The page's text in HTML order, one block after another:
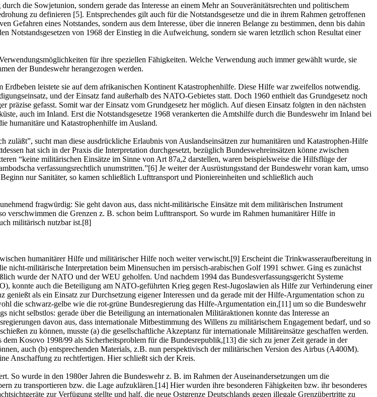
die Sowjetunion, sondern gerade das Interesse an einem Mehr an Souveränitätsrechten und politischem
zu definieren [5]. Entsprechendes gilt auch für die Notstandsgesetze und die in ihrem Rahmen getroffenen
Gefahren eines Notstandes, sondern aus dem Interesse, über die inneren Belange zu bestimmen, denn bis dahin
Notstandsgesetzen von 1968 der Einstieg in die Aufweichung, sondern sie waren letztlich schon Resultat einer
für ihre speziellen Fähigkeiten. Welche Verwendung auch immer gewählt wurde, sie
der Bundeswehr herangezogen werden.
leistete sie auf dem afrikanischen Kontinent Katastrophenhilfe. Diese Hilfe war zweifellos notwendig.
und der Einsatz fand außerhalb des NATO-Gebietes statt. Doch 1960 enthielt das Grundgesetz noch
gefasst. Somit war der Einsatz vom Grundgesetz her möglich. Auf diesen Einsatz folgten in den nächsten
auch im Inland. Erst die Notstandsgesetze 1968 verankerten die Amtshilfe durch die Bundeswehr im Inland bei
humanitäre und Katastrophenhilfe im Ausland.
sucht man diese ausdrückliche Erlaubnis von Auslandseinsätzen zur humanitären und Katastrophen-Hilfe
hat sich in der Praxis die Interpretation durchgesetzt, bezüglich Bundeswehreinsätzen könne zwischen
“keine militärischen Einsätze im Sinne von Art 87a,2 darstellen, waren beispielsweise die Hilfsflüge der
verfassungsrechtlich unumstritten.”[6] Je weiter der Ausrüstungsstand der Bundeswehr voran kam, umso
nur Sanitäter, so kamen schließlich Lufttransport und Pioniereinheiten und schließlich auch
fragwürdig: Sie geht davon aus, dass nicht-militärische Einsätze mit dem militärischen Instrument
verschwimmen die Grenzen z. B. schon beim Lufttransport. So wurde im Rahmen humanitärer Hilfe in
militärisch nutzbar ist.[8]
humanitärer Hilfe und militärischer Hilfe noch weiter verwischt.[9] Erscheint die Trinkwasseraufbereitung in
militärische Interpretation beim Minensuchen im persisch-arabischen Golf 1991 schwer. Ging es zunächst
wurde der NATO und der WEU geholfen. Und nachdem 1994 das Bundesverfassungsgericht Systeme
konnte auch die Beteiligung am NATO-geführten Krieg gegen Rest-Jugoslawien als Hilfe zur Verhinderung einer
als ein Einsatz zur Durchsetzung eigener Interessen und da gerade mit der Hilfe-Argumentation schon zu
die schwarz-gelbe wie die rot-grüne Bundesregierung das Hilfe-Argumentation ein,[11] um so die Bundeswehr
selbstlos: gerade über die Beteiligung an internationalen Militäraktionen konnte das Interesse an
davon aus, dass internationale Mitbestimmung des Willens zu militärischem Engagement bedarf, und so
zu können, musste (a) die gesellschaftliche Akzeptanz für internationale Militäreinsätze geschaffen werden.
Kosovo 1998/99 als Sicherheitsproblem für die Bundesrepublik,[13] die sich zu jener Zeit gerade in der
auch (b) entsprechenden Materials, z.B. nun perspektivisch der militärischen Version des Airbus (A400M).
Anschaffung zu rechtfertigen. Hier schließt sich der Kreis.
So wurde in den 1980er Jahren die Bundeswehr z. B. im Rahmen der Auseinandersetzungen um die
zu transportieren bzw. die Lage aufzuklären.[14] Hier wurden ihre besonderen Fähigkeiten bzw. ihr besonderes
zur Verfügung stellte und half, die neue Ostgrenze Deutschlands gegen illegale Grenzübertritte zu